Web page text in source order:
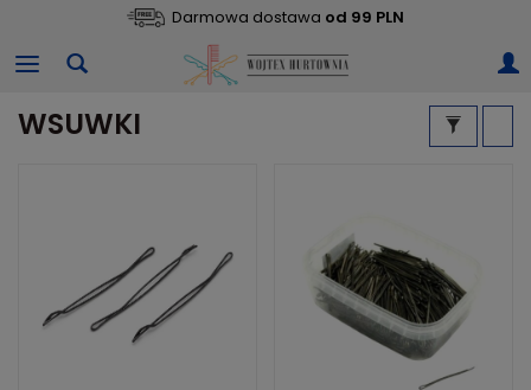
Darmowa dostawa od 99 PLN
WSUWKI